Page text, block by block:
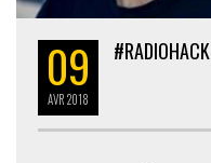
09
AVR2018
#RADIOHACK